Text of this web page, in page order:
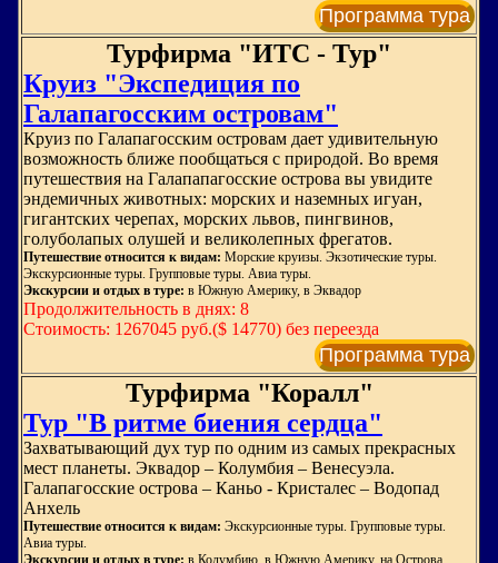
Программа тура
Турфирма "ИТС - Тур"
Круиз "Экспедиция по
Галапагосским островам"
Круиз по Галапагосским островам дает удивительную
возможность ближе пообщаться с природой. Во время
путешествия на Галапапагосские острова вы увидите
эндемичных животных: морских и наземных игуан,
гигантских черепах, морских львов, пингвинов,
голуболапых олушей и великолепных фрегатов.
Путешествие относится к видам: Морские круизы. Экзотические туры.
Экскурсионные туры. Групповые туры. Авиа туры.
Экскурсии и отдых в туре: в Южную Америку, в Эквадор
Продолжительность в днях: 8
Стоимость: 1267045 руб.($ 14770) без переезда
Программа тура
Турфирма "Коралл"
Тур "В ритме биения сердца"
Захватывающий дух тур по одним из самых прекрасных
мест планеты. Эквадор – Колумбия – Венесуэла.
Галапагосские острова – Каньо - Кристалес – Водопад
Анхель
Путешествие относится к видам: Экскурсионные туры. Групповые туры.
Авиа туры.
Экскурсии и отдых в туре: в Колумбию, в Южную Америку, на Острова